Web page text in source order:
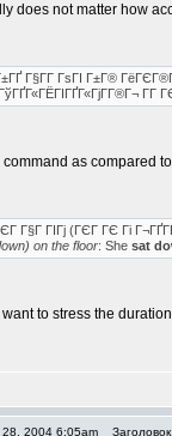
does not matter how
Г§Г­Г ГѕГІ Г±Г®
as compared
Г§Г ГІГј (ГЄГ ГЄ Гі
on the floor: She sat
to stress the
2004 6:05am